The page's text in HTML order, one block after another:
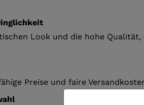
Look und die hohe
Preise und faire